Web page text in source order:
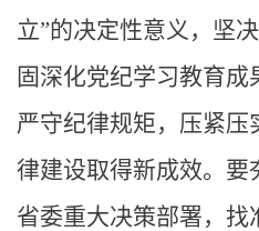
立”的决定性意义，坚
固深化党纪学习教育成
严守纪律规矩，压紧压
律建设取得新成效。要
省委重大决策部署，找